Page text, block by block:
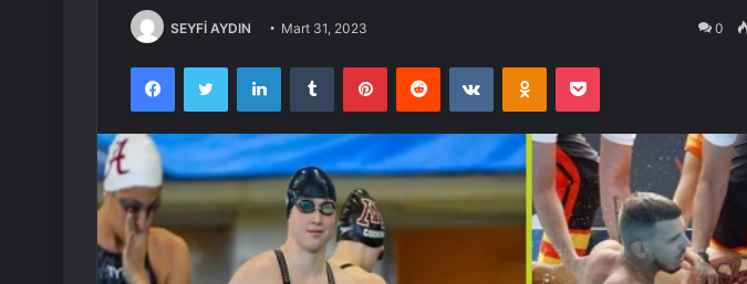
SEYFİ AYDIN Mart 31, 2023 0
FacebookTwitter LinkedInTumblr PinterestReddit VKontakteOdnoklassniki
Pocket